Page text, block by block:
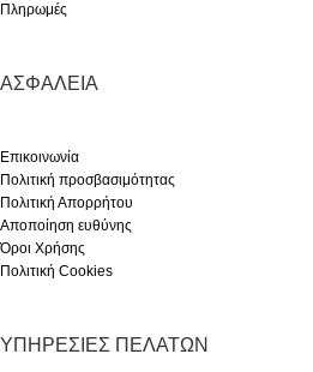
Πληρωμές
ΑΣΦΆΛΕΙΑ
Επικοινωνία
Πολιτική προσβασιμότητας
Πολιτική Απορρήτου
Αποποίηση ευθύνης
Όροι Χρήσης
Πολιτική Cookies
ΥΠΗΡΕΣΊΕΣ ΠΕΛΑΤΏΝ